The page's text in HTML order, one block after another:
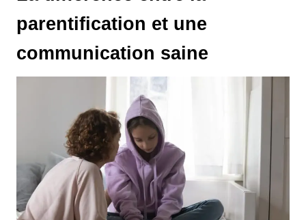
parentification et une
communication saine